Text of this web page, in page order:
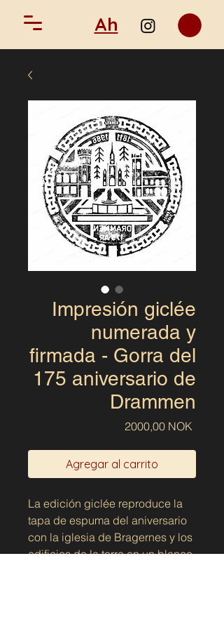
Ah
Impresión giclée
numerada y
firmada - Gorra del
175 aniversario de
Drammen
2000,00 NOK
Agregar al carrito
La edición giclée reproduce la
tapa de espuma del aniversario
con la iglesia de Bragernes y los
edificios de la torre en un blanco